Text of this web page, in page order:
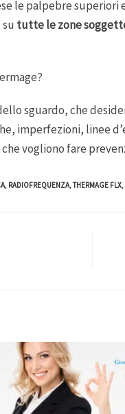
le palpebre superiori
su tutte le zone
sguardo, che
imperfezioni, linee
vogliono fare
, RADIOFREQUENZA, THERMAGE FLX,